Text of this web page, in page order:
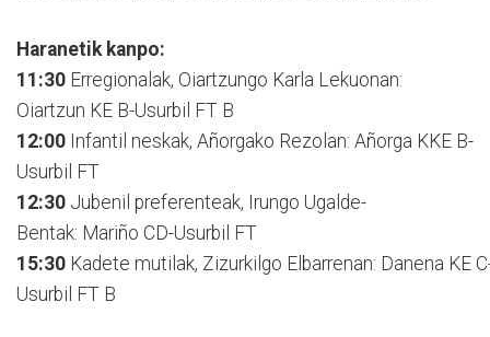
Haranetik kanpo:
11:30 Erregionalak, Oiartzungo Karla Lekuonan:
Oiartzun KE B-Usurbil FT B
12:00 Infantil neskak, Añorgako Rezolan: Añorga KKE B-
Usurbil FT
12:30 Jubenil preferenteak, Irungo Ugalde-
Bentak: Mariño CD-Usurbil FT
15:30 Kadete mutilak, Zizurkilgo Elbarrenan: Danena KE
Usurbil FT B